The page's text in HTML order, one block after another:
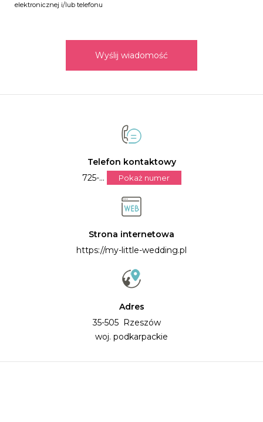
elektronicznej i/lub telefonu
Wyślij wiadomość
Telefon kontaktowy
725-...
Pokaż numer
Strona internetowa
https://my-little-wedding.pl
Adres
35-505 Rzeszów
woj. podkarpackie